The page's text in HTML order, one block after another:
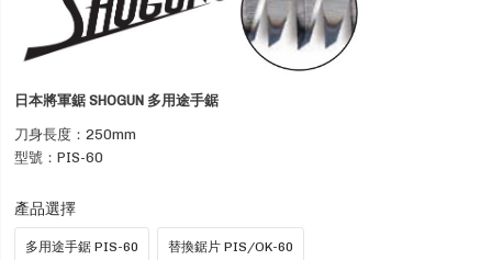
日本將軍鋸 SHOGUN 多用途手鋸
刀身長度：250mm
型號：PIS-60
產品選擇
多用途手鋸 PIS-60 替換鋸片 PIS/OK-60